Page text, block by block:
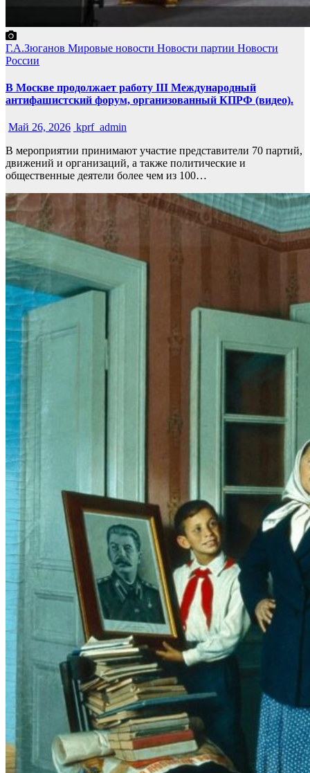
Г.А.Зюганов Мировые новости Новости партии Новости
России
В Москве продолжает работу III Международный
антифашистский форум, организованный КПРФ (видео).
Май 26, 2026 kprf_admin
В мероприятии принимают участие представители 70 партий,
движений и организаций, а также политические и
общественные деятели более чем из 100…